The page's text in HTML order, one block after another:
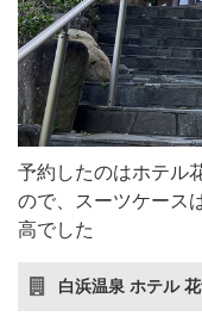
予約したのはホテル
ので、スーツケース
高でした
白浜温泉 ホテル